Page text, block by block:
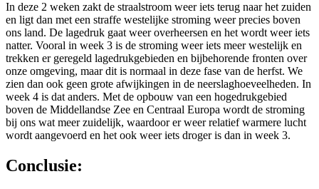
In deze 2 weken zakt de straalstroom weer iets terug naar het zuiden
en ligt dan met een straffe westelijke stroming weer precies boven
ons land. De lagedruk gaat weer overheersen en het wordt weer iets
natter. Vooral in week 3 is de stroming weer iets meer westelijk en
trekken er geregeld lagedrukgebieden en bijbehorende fronten over
onze omgeving, maar dit is normaal in deze fase van de herfst. We
zien dan ook geen grote afwijkingen in de neerslaghoeveelheden. In
week 4 is dat anders. Met de opbouw van een hogedrukgebied
boven de Middellandse Zee en Centraal Europa wordt de stroming
bij ons wat meer zuidelijk, waardoor er weer relatief warmere lucht
wordt aangevoerd en het ook weer iets droger is dan in week 3.
Conclusie: